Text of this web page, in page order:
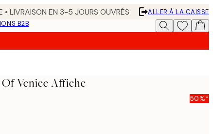
• LIVRAISON EN 3-5 JOURS OUVRÉS
ALLER À LA CAISSE
B2B
Venice Affiche
50%*